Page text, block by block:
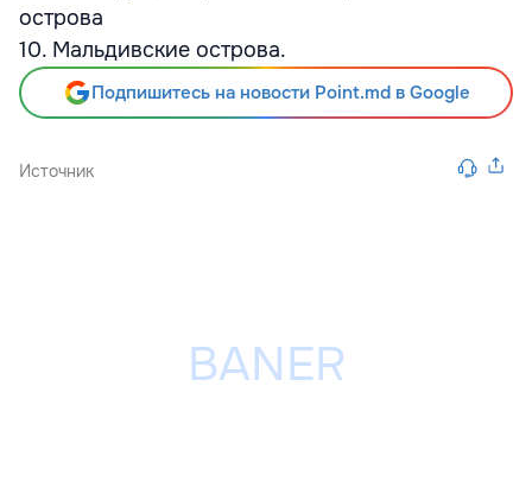
острова
10. Мальдивские острова.
Подпишитесь на новости Point.md в Google
Источник